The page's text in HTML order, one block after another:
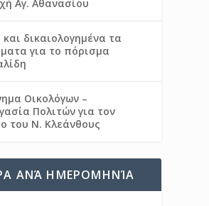
Αγ. Αθανασίου
δικαιολογημένα τα
για το πόρισμα
Οικολόγων –
Πολιτών για τον
του Ν. Κλεάνθους
ΑΝΆ ΗΜΕΡΟΜΗΝΊΑ